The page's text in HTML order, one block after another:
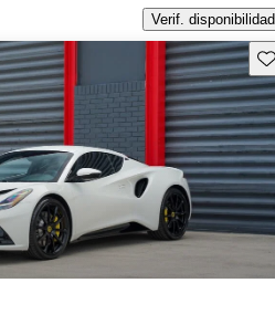
Verif. disponibilidad